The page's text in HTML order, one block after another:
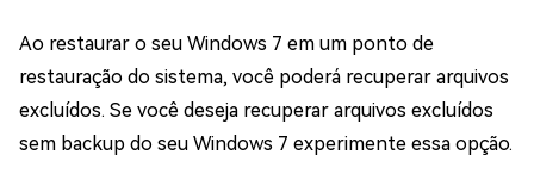
Ao restaurar o seu Windows 7 em um ponto de
restauração do sistema, você poderá recuperar arquivos
excluídos. Se você deseja recuperar arquivos excluídos
sem backup do seu Windows 7 experimente essa opção.